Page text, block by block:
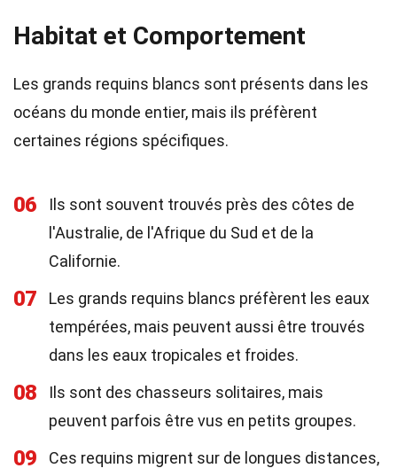
Habitat et Comportement
Les grands requins blancs sont présents dans les
océans du monde entier, mais ils préfèrent
certaines régions spécifiques.
06
Ils sont souvent trouvés près des côtes de
l'Australie, de l'Afrique du Sud et de la
Californie.
07
Les grands requins blancs préfèrent les eaux
tempérées, mais peuvent aussi être trouvés
dans les eaux tropicales et froides.
08
Ils sont des chasseurs solitaires, mais
peuvent parfois être vus en petits groupes.
09
Ces requins migrent sur de longues distances,